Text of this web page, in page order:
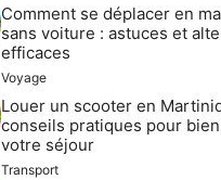
Comment se déplacer en
sans voiture : astuces et
efficaces
Voyage
Louer un scooter en
conseils pratiques pour
votre séjour
Transport